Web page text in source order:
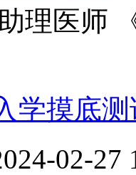
理医师
学摸底
02-27